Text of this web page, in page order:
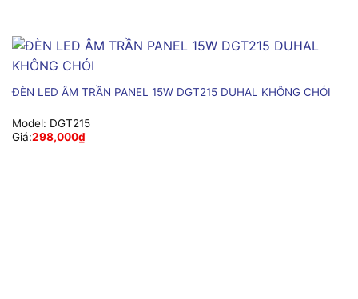
ĐÈN LED ÂM TRẦN PANEL 15W DGT215 DUHAL KHÔNG CHÓI
Model: DGT215
Giá:298,000₫